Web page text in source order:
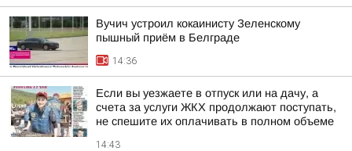
Вучич устроил кокаинисту Зеленскому
пышный приём в Белграде
14:36
Если вы уезжаете в отпуск или на дачу, а
счета за услуги ЖКХ продолжают поступать,
не спешите их оплачивать в полном объеме
14:43